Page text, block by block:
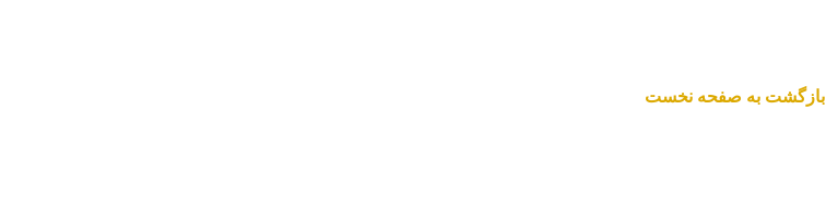
بازگشت به صفحه نخست